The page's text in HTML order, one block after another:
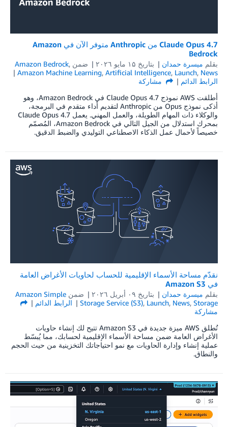
Claude Opus 4.7 من Anthropic متوفر الآن في Amazon
Bedrock
بقلم ميسرة حمدان بتاريخ ۱۵ مايو ۲۰۲٦ ضمن Amazon Bedrock,
Amazon Machine Learning, Artificial Intelligence, Launch, News
الرابط الدائم
مشاركة
أطلقت AWS نموذج Claude Opus 4.7 في Amazon Bedrock، وهو
أذكى نموذج Opus من Anthropic لتقديم أداء متقدم في البرمجة،
والوكلاء ذات المهام الطويلة، والعمل المهني. يعمل Claude Opus 4.7
بمحرك استدلال من الجيل التالي في Amazon Bedrock، المُصمّم
خصيصاً لأحمال عمل الذكاء الاصطناعي التوليدي والضبط الدقيق.
نقدّم مساحة الأسماء الإقليمية للحساب لحاويات الأغراض العامة
في Amazon S3
بقلم ميسرة حمدان بتاريخ ۰۹ أبريل ۲۰۲٦ ضمن Amazon Simple
Storage Service (S3), Launch, News, Storage
الرابط الدائم
مشاركة
تُطلق AWS ميزة جديدة في Amazon S3 تتيح لك إنشاء حاويات
الأغراض العامة ضمن مساحة الأسماء الإقليمية لحسابك، مما يُبسّط
عملية إنشاء وإدارة الحاويات مع نمو احتياجاتك التخزينية من حيث الحجم
والنطاق.